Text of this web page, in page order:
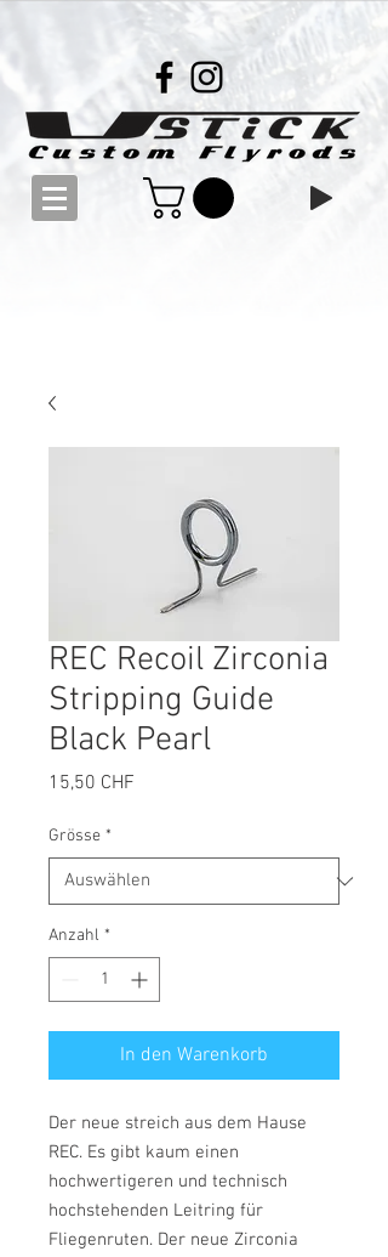
REC Recoil Zirconia
Stripping Guide
Black Pearl
15,50 CHF
Grösse *
Anzahl *
In den Warenkorb
Der neue streich aus dem Hause
REC. Es gibt kaum einen
hochwertigeren und technisch
hochstehenden Leitring für
Fliegenruten. Der neue Zirconia